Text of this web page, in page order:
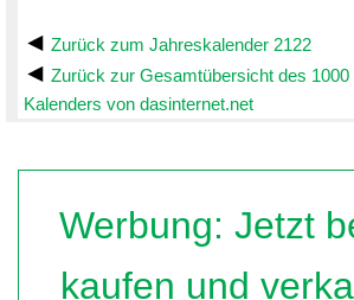
Zurück zum Jahreskalender 2122
Zurück zur Gesamtübersicht des 1000
Kalenders von dasinternet.net
Werbung: Jetzt
kaufen und